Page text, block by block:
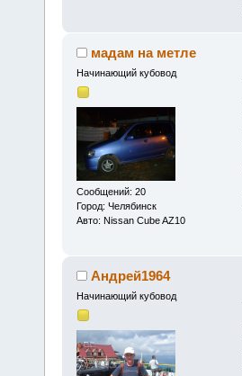
мадам на метле
Начинающий кубовод
Сообщений: 20
Город: Челябинск
Авто: Nissan Cube AZ10
Андрей1964
Начинающий кубовод